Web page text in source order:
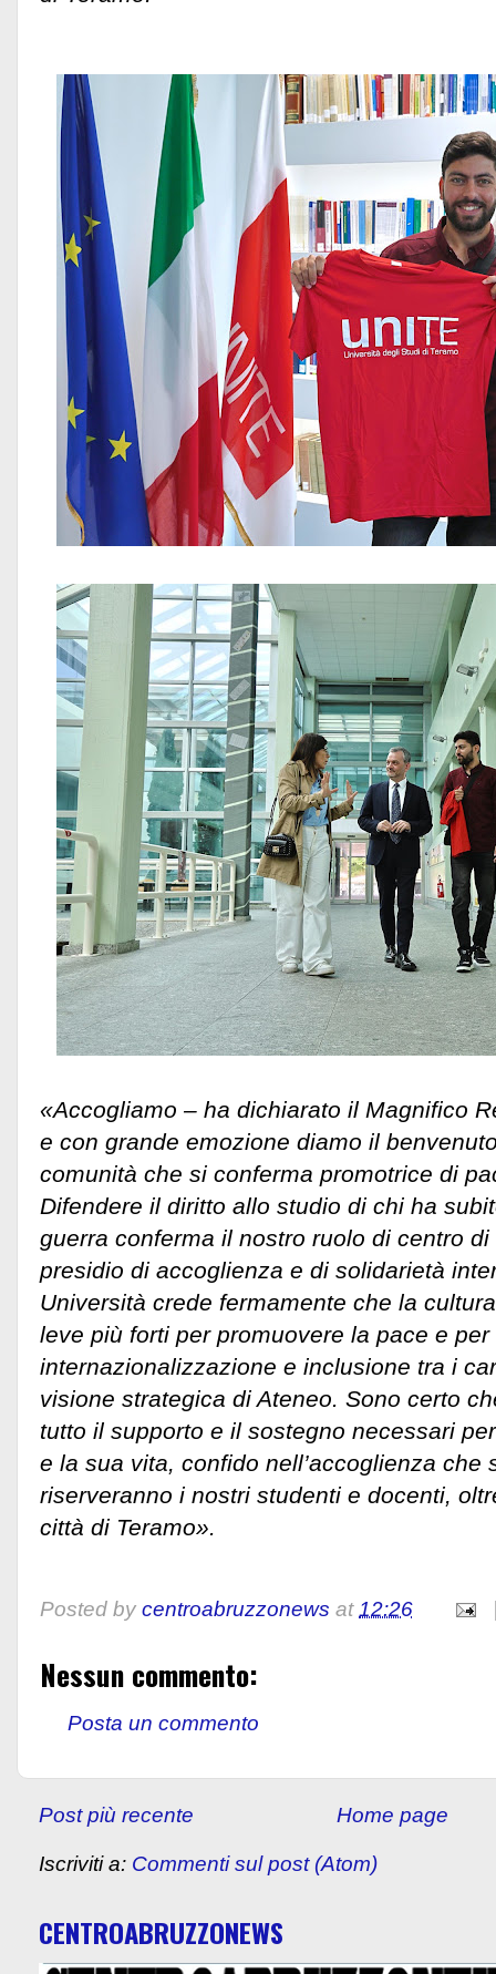
«Accogliamo – ha dichiarato il Magnifico
e con grande emozione diamo il
comunità che si conferma promotrice di
Difendere il diritto allo studio di chi ha
guerra conferma il nostro ruolo di centro
presidio di accoglienza e di solidarietà
Università crede fermamente che la
leve più forti per promuovere la pace e
internazionalizzazione e inclusione tra i
visione strategica di Ateneo. Sono certo
tutto il supporto e il sostegno necessari
e la sua vita, confido nell’accoglienza che
riserveranno i nostri studenti e docenti,
città di Teramo».
Posted by centroabruzzonews at12:26
Nessun commento:
Posta un commento
Post più recente Home page
Iscriviti a: Commenti sul post (Atom)
CENTROABRUZZONEWS